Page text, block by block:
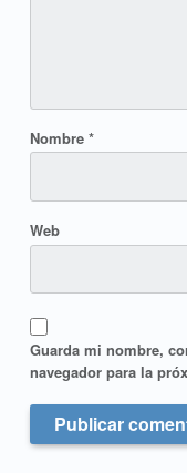
Nombre *
Web
Guarda mi nombre,
navegador para la